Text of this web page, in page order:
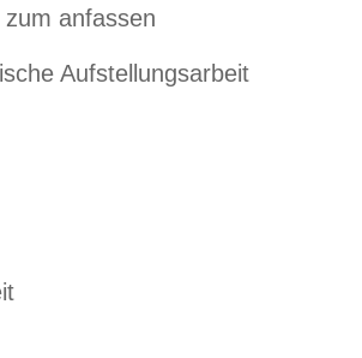
anfassen
Aufstellungsarbeit